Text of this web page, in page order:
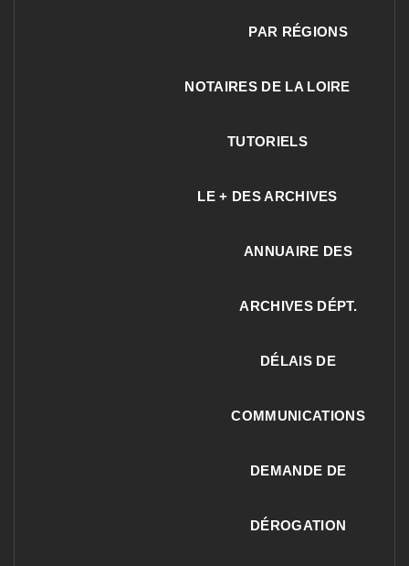
PAR RÉGIONS
NOTAIRES DE LA LOIRE
TUTORIELS
LE + DES ARCHIVES
ANNUAIRE DES
ARCHIVES DÉPT.
DÉLAIS DE
COMMUNICATIONS
DEMANDE DE
DÉROGATION